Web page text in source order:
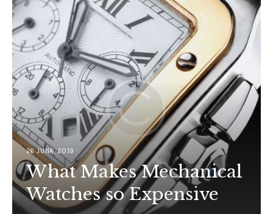
26 JUNA, 2019
What Makes Mechanical
Watches so Expensive